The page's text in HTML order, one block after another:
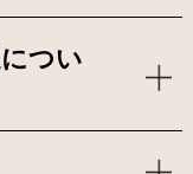
つい